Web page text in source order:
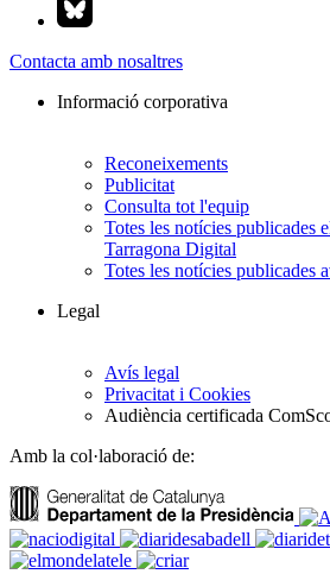
Contacta amb nosaltres
Informació corporativa
Reconeixements
Publicitat
Consulta tot l'equip
Totes les notícies publicades
Tarragona Digital
Totes les notícies publicades
Legal
Avís legal
Privacitat i Cookies
Audiència certificada
Amb la col·laboració de: